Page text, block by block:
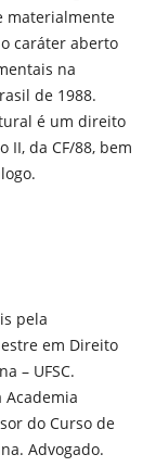
materialmente
caráter aberto
na
de 1988.
é um direito
da CF/88, bem
pela
em Direito
– UFSC.
do Curso de
Advogado.